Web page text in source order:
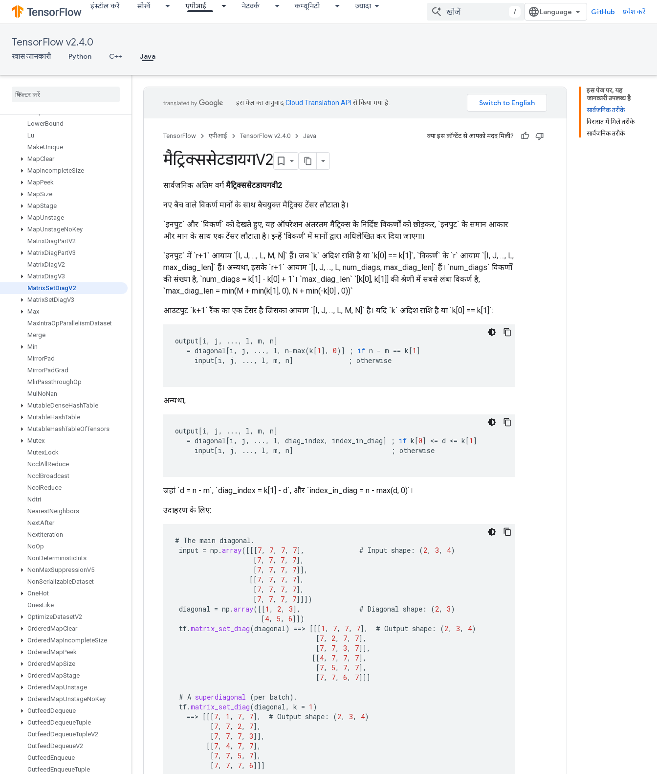
इंस्टॉल करें सीखें एपीआई नेटवर्क कम्यूनिटी ज़्यादा
/ GitHub प्रवेश करें
TensorFlow v2.4.0
खास जानकारी Python C++ Java
LoadTPUEmbeddingRMSPropParametersGradAccumDebug
LoadTPUEmbeddingStochasticGradientDescentParameters
LookupTableExport
LookupTableFind
LookupTableInsert
LowerBound
Lu
MakeUnique
MapClear
MapIncompleteSize
MapPeek
MapSize
MapStage
MapUnstage
MapUnstageNoKey
MatrixDiagPartV2
MatrixDiagPartV3
MatrixDiagV2
MatrixDiagV3
MatrixSetDiagV2
MatrixSetDiagV3
Max
MaxIntraOpParallelismDataset
Merge
Min
MirrorPad
MirrorPadGrad
MlirPassthroughOp
Mul NoNan
MutableDenseHashTable
MutableHashTable
MutableHashTableOfTensors
Mutex
MutexLock
Nccl All Reduce
Nccl Broadcast
Nccl Reduce
Ndtri
NearestNeighbors
NextAfter
NextIteration
NoOp
NonDeterministicInts
NonMaxSuppressionV5
NonSerializableDataset
OneHot
OnesLike
OptimizeDatasetV2
OrderedMapClear
OrderedMapIncompleteSize
OrderedMapPeek
OrderedMapSize
OrderedMapStage
OrderedMapUnstage
OrderedMapUnstageNoKey
OutfeedDequeue
OutfeedDequeueTuple
OutfeedDequeueTupleV2
OutfeedDequeueV2
OutfeedEnqueue
OutfeedEnqueueTuple
इस पेज पर, यह
जानकारी उपलब्ध है
सार्वजनिक तरीके
विरासत में मिले तरीके
सार्वजनिक तरीके
इस पेज का अनुवादCloud Translation API से किया गया है.
TensorFlow एपीआई TensorFlow v2.4.0 Java क्या इस कॉन्टेंट से आपको मदद मिली?
मैट्रिक्ससेटडायगV2
सार्वजनिक अंतिम वर्ग मैट्रिक्ससेटडायगवी2
नए बैच वाले विकर्ण मानों के साथ बैचयुक्त मैट्रिक्स टेंसर लौटाता है।
`इनपुट` और `विकर्ण` को देखते हुए, यह ऑपरेशन अंतरतम मैट्रिक्स के निर्दिष्ट विकर्णों को छोड़कर, `इनपुट` के समान आकार
और मान के साथ एक टेंसर लौटाता है। इन्हें 'विकर्ण' में मानों द्वारा अधिलेखित कर दिया जाएगा।
`इनपुट` में `r+1` आयाम `[I, J, ..., L, M, N]` हैं। जब `k` अदिश राशि है या `k[0] == k[1]`, `विकर्ण` के `r` आयाम `[I, J, ..., L,
max_diag_len]` हैं। अन्यथा, इसके `r+1` आयाम `[I, J, ..., L, num_diags, max_diag_len]` हैं। `num_diags` विकर्णों
की संख्या है, `num_diags = k[1] - k[0] + 1`। `max_diag_len` `[k[0], k[1]] की श्रेणी में सबसे लंबा विकर्ण है,
`max_diag_len = min(M + min(k[1], 0), N + min(-k[0] , 0))`
आउटपुट `k+1` रैंक का एक टेंसर है जिसका आयाम `[I, J, ..., L, M, N]` है। यदि `k` अदिश राशि है या `k[0] == k[1]`:
output[i, j , ..., l, m, n]
= diagonal[i, j , ..., l, n-max(k[1 ] , 0) ] ; if n - m == k[1 ]
input[i, j , ..., l, m, n] ; otherwise
अन्यथा,
output[i, j , ..., l, m, n]
= diagonal[i, j , ..., l, diag_index, index_in_diag] ; if k[0] <= d <= k[1 ]
input[i, j , ..., l, m, n] ; otherwise
जहां `d = n - m`, `diag_index = k[1] - d`, और `index_in_diag = n - max(d, 0)`।
उदाहरण के लिए:
# The main diagonal .
input = np .array( [[[7, 7, 7, 7] , # Input shape : (2, 3, 4)
[7, 7, 7, 7] ,
[7, 7, 7, 7]] ,
[[7, 7, 7, 7] ,
[7, 7, 7, 7] ,
[7, 7, 7, 7]]] )
diagonal = np .array( [[1 , 2, 3] , # Diagonal shape : (2, 3)
[4, 5, 6]] )
tf.matrix_set_diag(diagonal) ==> [[[1 , 7, 7, 7] , # Output shape : (2, 3, 4)
[7, 2, 7, 7] ,
[7, 7, 3, 7]] ,
[[4, 7, 7, 7] ,
[7, 5, 7, 7] ,
[7, 7, 6, 7]]]
# A superdiagonal (per batch).
tf.matrix_set_diag(diagonal, k = 1 )
==> [[[7, 1 , 7, 7] , # Output shape : (2, 3, 4)
[7, 7, 2, 7] ,
[7, 7, 7, 3]] ,
[[7, 4, 7, 7] ,
[7, 7, 5, 7] ,
[7, 7, 7, 6]]]